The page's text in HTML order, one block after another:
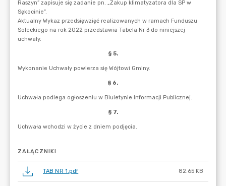
ZAŁĄCZNIKI
TAB NR 1.pdf 82.65 KB